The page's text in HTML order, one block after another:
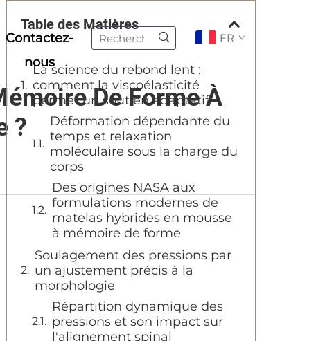
Contactez-
nous
FR
De Forme À
?
Table des Matières
La science du rebond lent :
comment la viscoélasticité
permet un soutien adaptatif
Déformation dépendante du
temps et relaxation
moléculaire sous la charge du
corps
Des origines NASA aux
formulations modernes de
matelas hybrides en mousse
à mémoire de forme
Soulagement des pressions par
un ajustement précis à la
morphologie
Répartition dynamique des
pressions et son impact sur
l'alignement spinal